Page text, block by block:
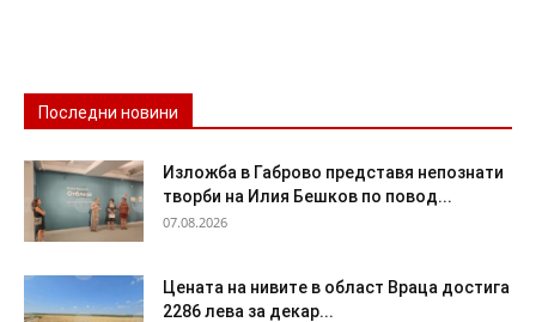
Последни новини
Изложба в Габрово представя непознати
творби на Илия Бешков по повод...
07.08.2026
Цената на нивите в област Враца достига
2286 лева за декар...